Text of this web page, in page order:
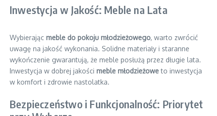
Inwestycja w Jakość: Meble na Lata
Wybierając meble do pokoju młodzieżowego, warto zwrócić
uwagę na jakość wykonania. Solidne materiały i staranne
wykończenie gwarantują, że meble posłużą przez długie lata.
Inwestycja w dobrej jakości meble młodzieżoweto inwestycja
w komfort i zdrowie nastolatka.
Bezpieczeństwo i Funkcjonalność: Priorytet